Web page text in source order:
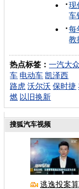
现
车
每
教
热点标签：一汽大众
车 电动车 凯泽西
路虎 沃尔沃 保时捷
燃 以旧换新
搜狐汽车视频
逃逸投案算